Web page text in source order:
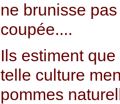
ne brunisse
coupée....
Ils estiment que
telle culture
pommes